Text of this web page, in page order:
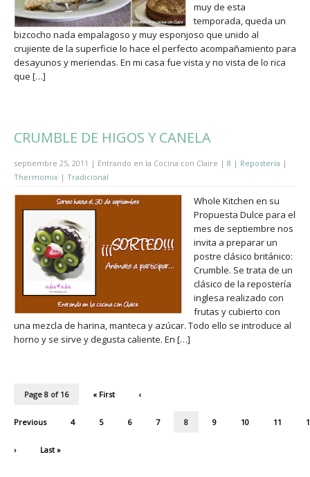
muy de esta
temporada, queda un
bizcocho nada empalagoso y muy esponjoso que unido al
crujiente de la superficie lo hace el perfecto acompañamiento para
desayunos y meriendas. En mi casa fue vista y no vista de lo rica
que […]
CRUMBLE DE HIGOS Y CANELA
septiembre 25, 2011 | Entrando en la Cocina con Claire | 8 | Repostería |
Thermomix | Tradicional
Whole Kitchen en su
Propuesta Dulce para el
mes de septiembre nos
invita a preparar un
postre clásico británico:
Crumble. Se trata de un
clásico de la repostería
inglesa realizado con
frutas y cubierto con
una mezcla de harina, manteca y azúcar. Todo ello se introduce al
horno y se sirve y degusta caliente. En […]
Page 8 of 16 « First ‹
Previous 4 5 6 7 8 9 10 11
› Last »